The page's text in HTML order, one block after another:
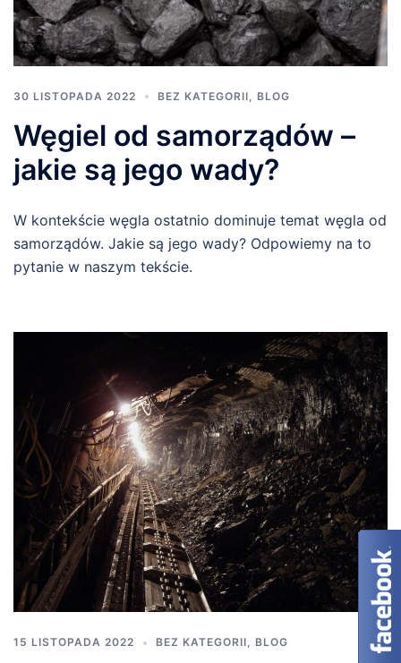
30 LISTOPADA 2022 BEZ KATEGORII BLOG
Węgiel od samorządów –
jakie są jego wady?
W kontekście węgla ostatnio dominuje temat węgla od
samorządów. Jakie są jego wady? Odpowiemy na to
pytanie w naszym tekście.
15 LISTOPADA 2022 BEZ KATEGORII, BLOG